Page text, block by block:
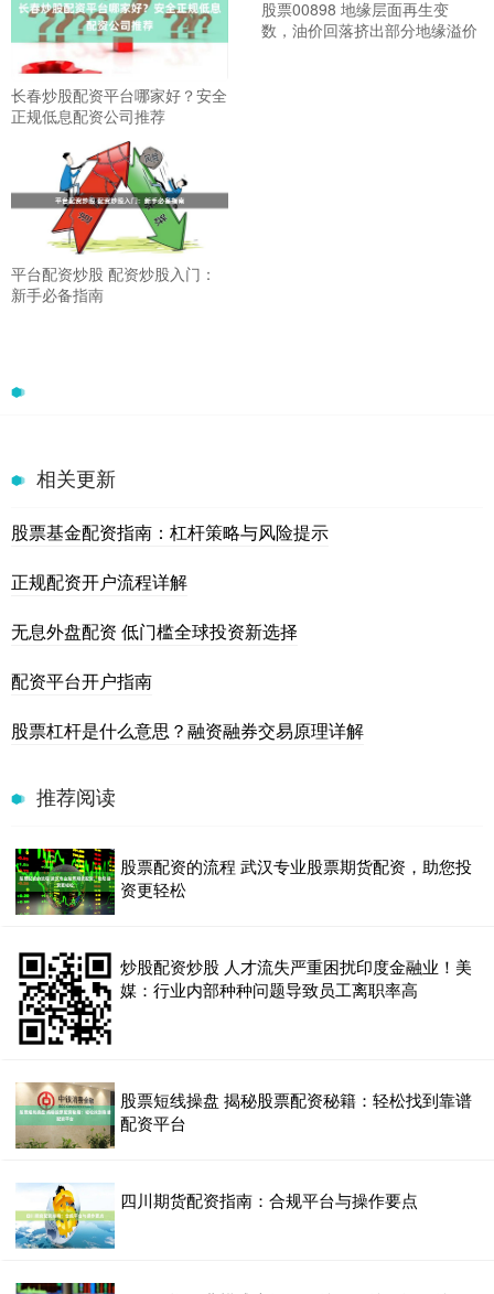
长春炒股配资平台哪家好？安全
正规低息配资公司推荐
股票00898 地缘层面再生变
数，油价回落挤出部分地缘溢价
平台配资炒股 配资炒股入门：
新手必备指南
相关更新
股票基金配资指南：杠杆策略与风险提示
正规配资开户流程详解
无息外盘配资 低门槛全球投资新选择
配资平台开户指南
股票杠杆是什么意思？融资融券交易原理详解
推荐阅读
股票配资的流程 武汉专业股票期货配资，助您投
资更轻松
炒股配资炒股 人才流失严重困扰印度金融业！美
媒：行业内部种种问题导致员工离职率高
股票短线操盘 揭秘股票配资秘籍：轻松找到靠谱
配资平台
四川期货配资指南：合规平台与操作要点